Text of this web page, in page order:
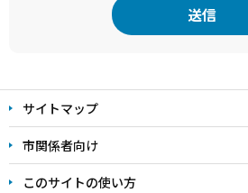
文
こ
こ
ま
サイトマップ
市関係者向け
このサイトの使い方